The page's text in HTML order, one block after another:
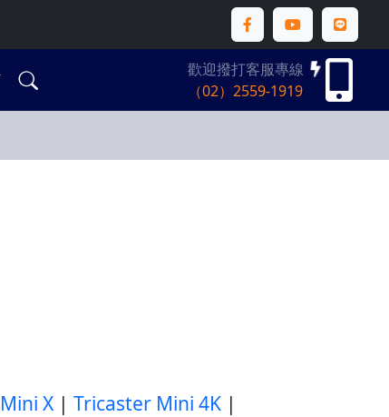
歡迎撥打客服專線
（02）2559-1919
X | Tricaster Mini 4K |